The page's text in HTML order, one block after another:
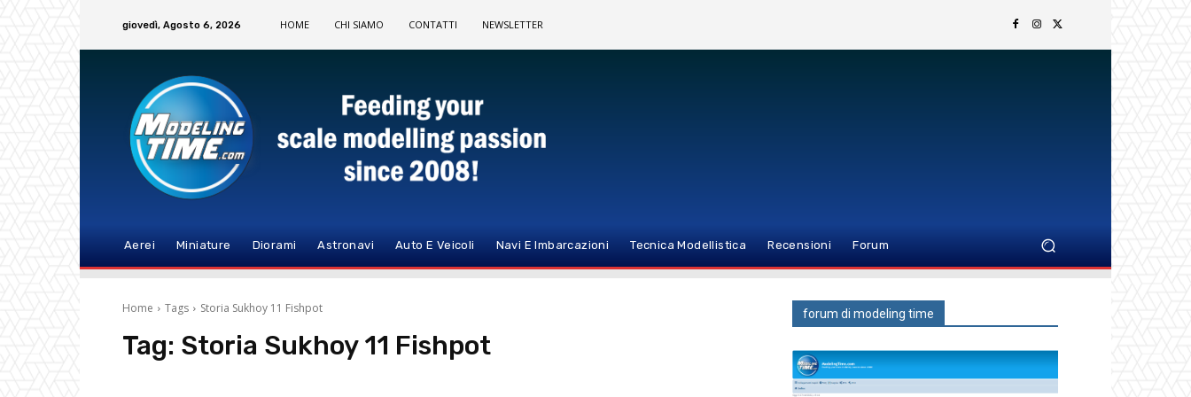
giovedì, Agosto 6, 2026 HOME CHI SIAMO CONTATTI NEWSLETTER
Aerei Miniature Diorami Astronavi Auto E Veicoli Navi E Imbarcazioni Tecnica Modellistica Recensioni Forum
Home Tags Storia Sukhoy 11 Fishpot
Tag: Storia Sukhoy 11 Fishpot
forum di modeling time